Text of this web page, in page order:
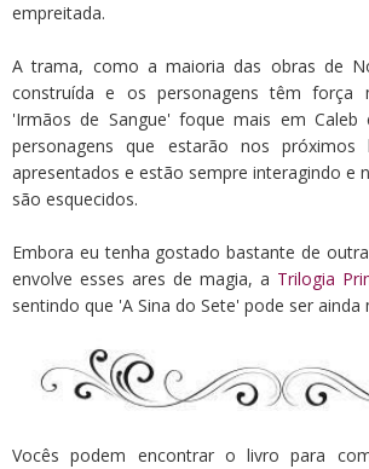
empreitada.
A trama, como a maioria das obras de
construída e os personagens têm força
'Irmãos de Sangue' foque mais em Caleb
personagens que estarão nos
apresentados e estão sempre interagindo e
são esquecidos.
Embora eu tenha gostado bastante de
envolve esses ares de magia, a Trilogia
sentindo que 'A Sina do Sete' pode ser ainda
Vocês podem encontrar o livro para